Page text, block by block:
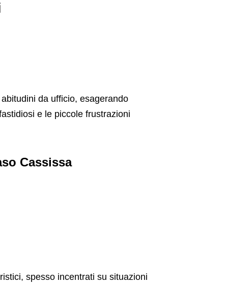
da ufficio, esagerando
e le piccole frustrazioni
Cassissa
spesso incentrati su situazioni